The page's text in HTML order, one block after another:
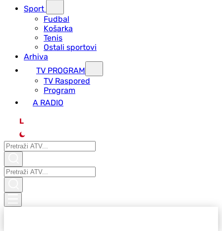
Sport
Fudbal
Košarka
Tenis
Ostali sportovi
Arhiva
TV PROGRAM
ТV Raspored
Program
A RADIO
L